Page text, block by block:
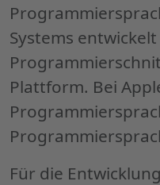
Systems
Plattform. Bei
Für die